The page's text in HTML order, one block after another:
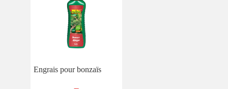
Engrais pour bonzaïs